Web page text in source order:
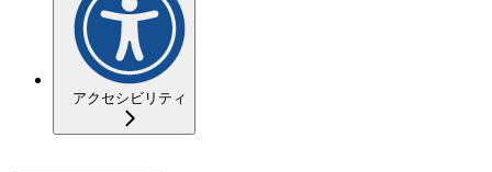
アクセシビリティ